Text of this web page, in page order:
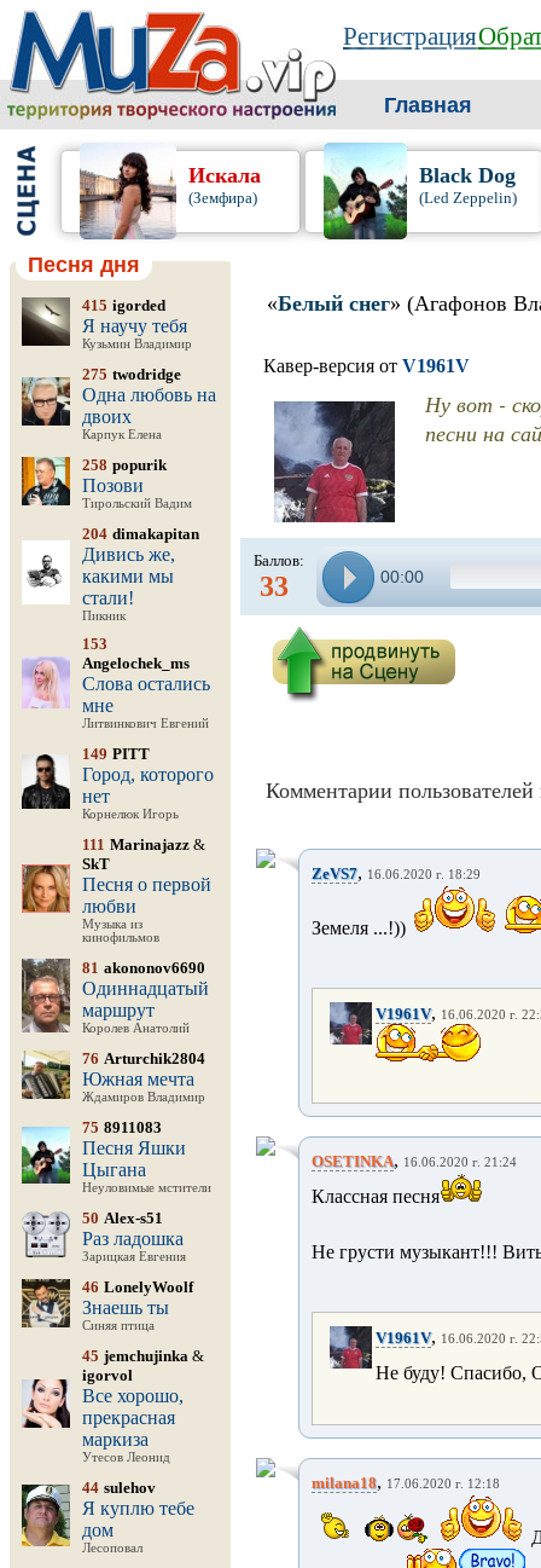
Регистрация
Главная
Искала
(Земфира)
Black Dog
(Led Zeppelin)
Песня дня
415 igorded
Я научу тебя
Кузьмин Владимир
275 twodridge
Одна любовь на
двоих
Карпук Елена
258 popurik
Позови
Тирольский Вадим
204 dimakapitan
Дивись же,
какими мы
стали!
Пикник
153
Angelochek_ms
Слова остались
мне
Литвинкович Евгений
149 PITT
Город, которого
нет
Корнелюк Игорь
111 Marinajazz &
SkT
Песня о первой
любви
Музыка из
кинофильмов
81 akononov6690
Одиннадцатый
маршрут
Королев Анатолий
76 Arturchik2804
Южная мечта
Ждамиров Владимир
75 8911083
Песня Яшки
Цыгана
Неуловимые мстители
50 Alex-s51
Раз ладошка
Зарицкая Евгения
46 LonelyWoolf
Знаешь ты
Синяя птица
45 jemchujinka &
igorvol
Все хорошо,
прекрасная
маркиза
Утесов Леонид
44 sulehov
Я куплю тебе
дом
Лесоповал
«Белый снег» (Агафонов
Кавер-версия от V1961V
Ну вот -
песни на
Баллов:
33 00:00
Комментарии пользователей
ZeVS7, 16.06.2020 г. 18:29
Земеля ...!))
V1961V, 16.06.2020 г.
OSETINKA, 16.06.2020 г. 21:24
Классная песня
Не грусти музыкант!!!
V1961V, 16.06.2020 г.
Не буду! Спасибо,
milana18, 17.06.2020 г. 12:18